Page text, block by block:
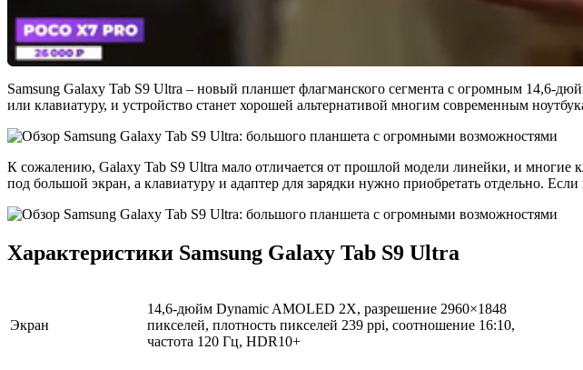
Samsung Galaxy Tab S9 Ultra – новый планшет флагманского сегмента с огромным 14,6-
или клавиатуру, и устройство станет хорошей альтернативой многим современным
К сожалению, Galaxy Tab S9 Ultra мало отличается от прошлой модели линейки, и
под большой экран, а клавиатуру и адаптер для зарядки нужно приобретать отдельно.
Характеристики Samsung Galaxy Tab S9 Ultra
Экран
14,6-дюйм Dynamic AMOLED 2X, разрешение 2960×1848
пикселей, плотность пикселей 239 ppi, соотношение 16:10,
частота 120 Гц, HDR10+